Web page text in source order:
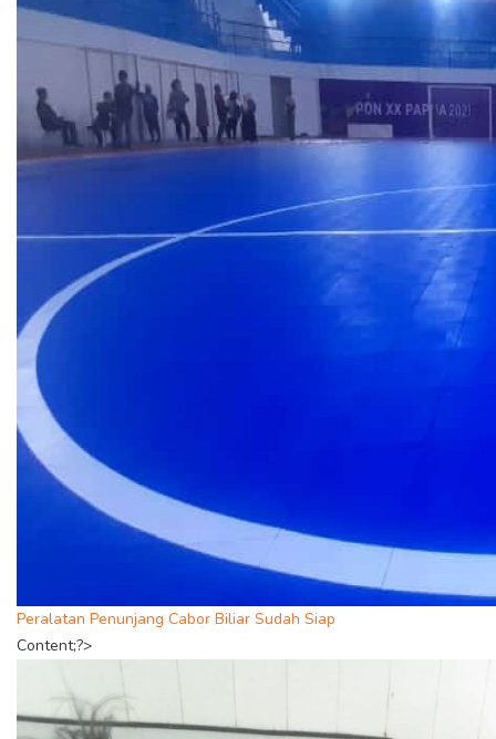
Peralatan Penunjang Cabor Biliar Sudah Siap
Content;?>